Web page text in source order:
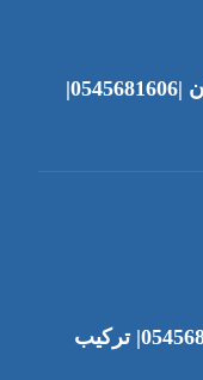
شركة تنظيف مسابح في عجمان |0545681606|
بناء مظلات في الفجيرة |0545681606| تركيب